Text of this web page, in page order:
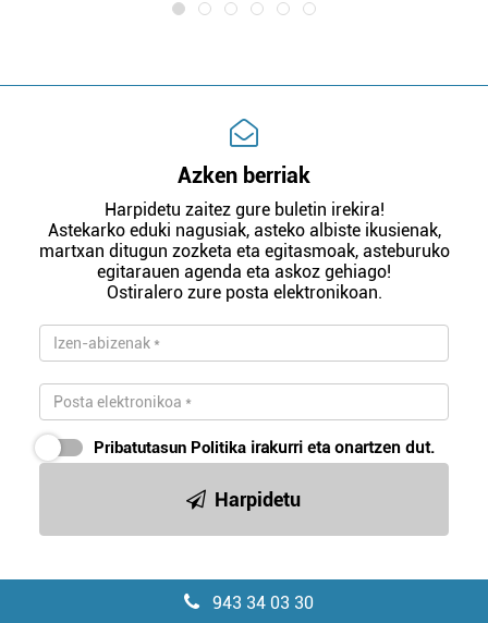
Azken berriak
Harpidetu zaitez gure buletin irekira!
Astekarko eduki nagusiak, asteko albiste ikusienak,
martxan ditugun zozketa eta egitasmoak, asteburuko
egitarauen agenda eta askoz gehiago!
Ostiralero zure posta elektronikoan.
Pribatutasun Politika irakurri eta onartzen dut.
Harpidetu
943 34 03 30